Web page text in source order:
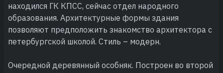
находился ГК КПСС, сейчас отдел народного
образования. Архитектурные формы здания
позволяют предположить знакомство архитектора с
петербургской школой. Стиль – модерн.
Очередной деревянный особняк. Построен во второй